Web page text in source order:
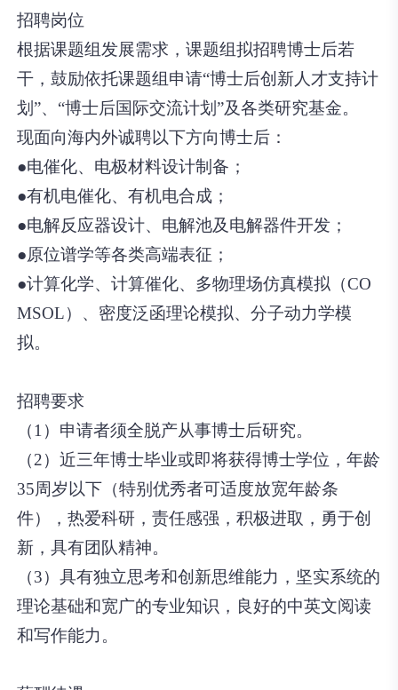
招聘岗位
根据课题组发展需求，课题组拟招聘博士后若
干，鼓励依托课题组申请“博士后创新人才支持计
划”、“博士后国际交流计划”及各类研究基金。
现面向海内外诚聘以下方向博士后：
●电催化、电极材料设计制备；
●有机电催化、有机电合成；
●电解反应器设计、电解池及电解器件开发；
●原位谱学等各类高端表征；
●计算化学、计算催化、多物理场仿真模拟（CO
MSOL）、密度泛函理论模拟、分子动力学模
拟。
招聘要求
（1）申请者须全脱产从事博士后研究。
（2）近三年博士毕业或即将获得博士学位，年龄
35周岁以下（特别优秀者可适度放宽年龄条
件），热爱科研，责任感强，积极进取，勇于创
新，具有团队精神。
（3）具有独立思考和创新思维能力，坚实系统的
理论基础和宽广的专业知识，良好的中英文阅读
和写作能力。